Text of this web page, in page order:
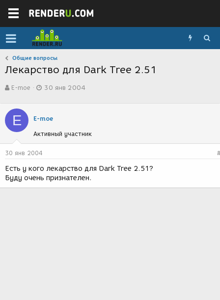
Общие вопросы
Лекарство для Dark Tree 2.51
в
о
р
т
е
м
ы
Е-moe
а
с
з
д
и
я
30 янв 2004
Е Е-moe
Активный участник
30 янв 2004
Есть у кого лекарство для Dark Tree 2.51?
Буду очень признателен.